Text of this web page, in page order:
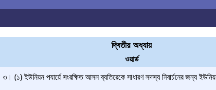
দ্বিতীয় অধ্যায়
ওয়ার্ড
৩। (১) ইউনিয়ন পযার্য়ে সংরক্ষিত আসন ব্যতিরেকে সাধারণ সদস্য নিবার্চনের জন্য